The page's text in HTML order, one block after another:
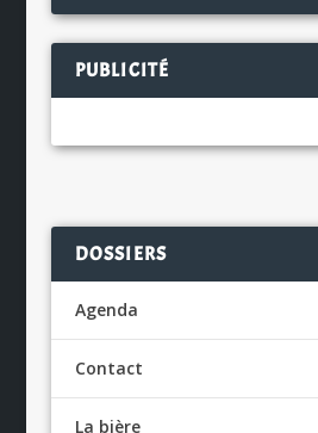
PUBLICITÉ
DOSSIERS
Agenda
Contact
La bière